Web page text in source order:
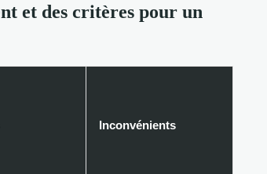
et des critères pour un
Inconvénients